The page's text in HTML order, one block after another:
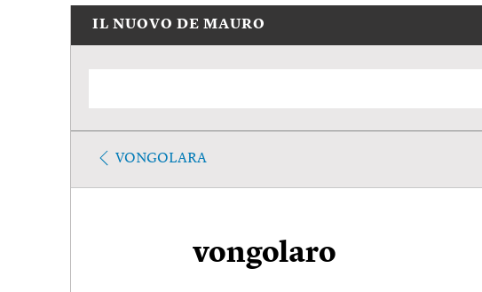
IL NUOVO DE MAURO
VONGOLARA
vongolaro